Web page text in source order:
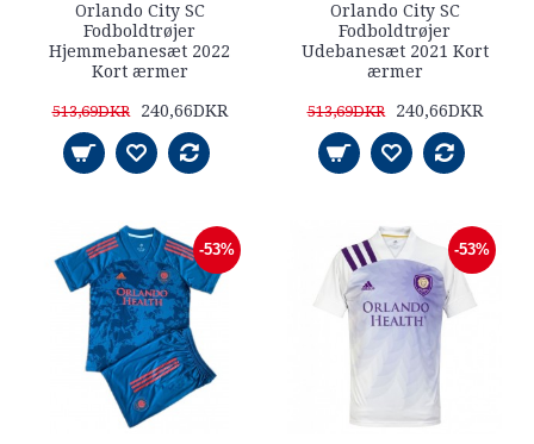
Orlando City SC
Fodboldtrøjer
Hjemmebanesæt 2022
Kort ærmer
513,69DKR 240,66DKR
Orlando City SC
Fodboldtrøjer
Udebanesæt 2021 Kort
ærmer
513,69DKR 240,66DKR
-53% -53%